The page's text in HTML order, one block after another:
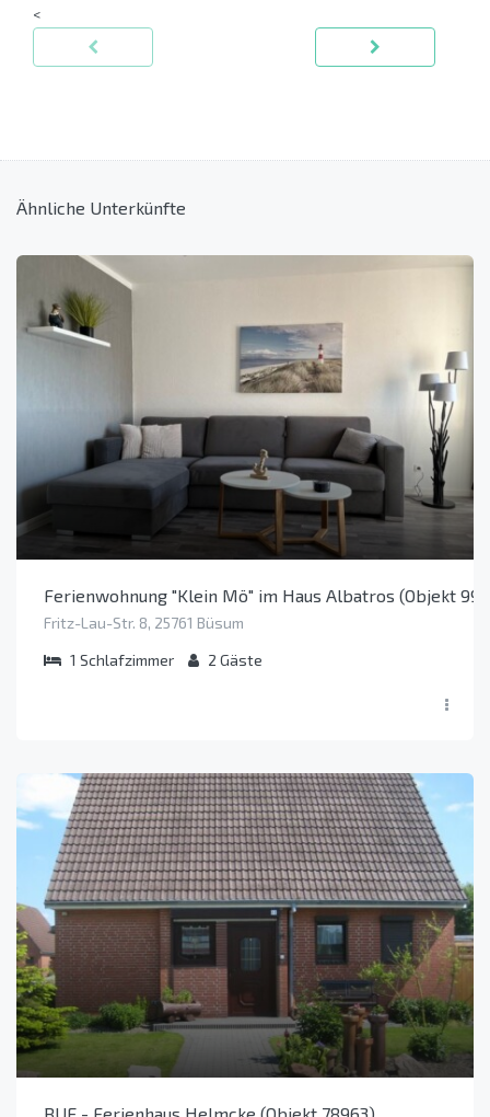
<
Ähnliche Unterkünfte
Ferienwohnung "Klein Mö" im Haus Albatros (Objekt
Fritz-Lau-Str. 8, 25761 Büsum
1 Schlafzimmer 2 Gäste